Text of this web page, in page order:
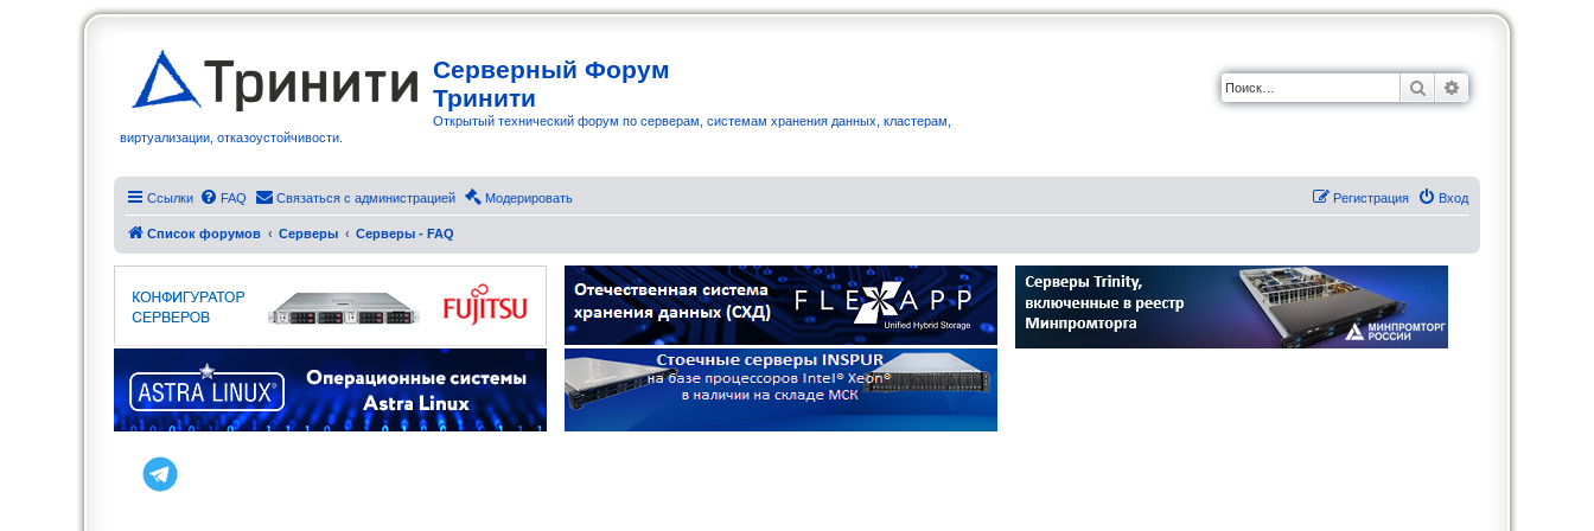
Серверный Форум
Тринити
Открытый технический форум по серверам, системам хранения данных, кластерам,
виртуализации, отказоустойчивости.
Поиск
Ссылки FAQ Связаться с администрацией Модерировать Вход
Регистрация
Список форумов Серверы Серверы - FAQ